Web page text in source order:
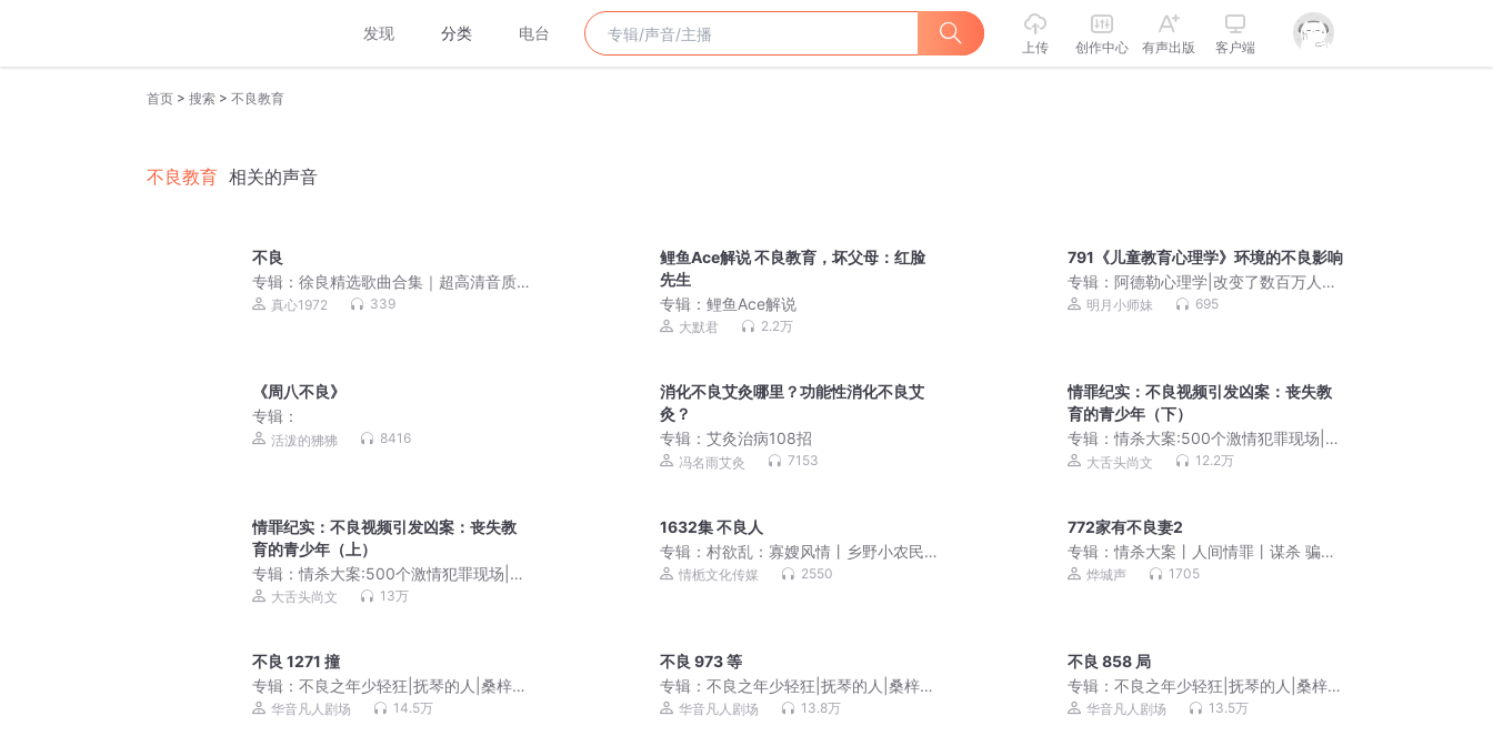
发现 分类 电台
上传 创作中心 有声出版 客户端
首页 > 搜索 > 不良教育
不良教育 相关的声音
不良
专辑： 徐良精选歌曲合集｜超高清音质
｜最好听的音乐MV
真心1972 339
鲤鱼Ace解说 不良教育，坏父母：红脸
先生
专辑：鲤鱼Ace解说
大默君 2.2万
791《儿童教育心理学》环境的不良影响
专辑：阿德勒心理学|改变了数百万人人
生的心理宝典|樊登叶文推荐 心理学
明月小师妹 695
《周八不良》
专辑：
活泼的狒狒 8416
消化不良艾灸哪里？功能性消化不良艾
灸？
专辑：艾灸治病108招
冯名雨艾灸 7153
情罪纪实：不良视频引发凶案：丧失教
育的青少年（下）
专辑：情杀大案:500个激情犯罪现场|直
抵人性阴暗面|尚文情罪录
大舌头尚文 12.2万
情罪纪实：不良视频引发凶案：丧失教
育的青少年（上）
专辑：情杀大案:500个激情犯罪现场|直
抵人性阴暗面|尚文情罪录
大舌头尚文 13万
1632集 不良人
专辑：村欲乱：寡嫂风情丨乡野小农民
丨妙手神医丨很纯很暧昧
情栀文化传媒 2550
772家有不良妻2
专辑：情杀大案丨人间情罪丨谋杀 骗保
伦理 虐恋 凶杀案
烨城声 1705
不良 1271 撞
专辑： 不良之年少轻狂|抚琴的人|桑梓剧
社出品|黑道榜前三
华音凡人剧场 14.5万
不良 973 等
专辑：不良之年少轻狂|抚琴的人|桑梓剧
社出品|黑道榜前三
华音凡人剧场 13.8万
不良 858 局
专辑：不良之年少轻狂|抚琴的人|桑梓剧
社出品|黑道榜前三
华音凡人剧场 13.5万